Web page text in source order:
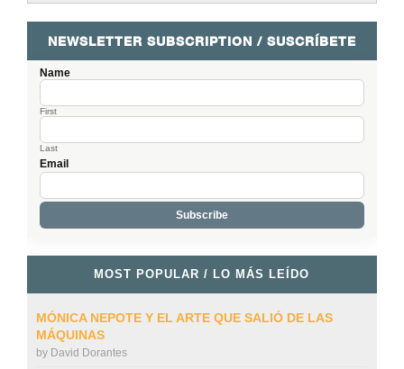
NEWSLETTER SUBSCRIPTION / SUSCRÍBETE
Name
First
Last
Email
MOST POPULAR / LO MÁS LEÍDO
MÓNICA NEPOTE Y EL ARTE QUE SALIÓ DE LAS
MÁQUINAS
by David Dorantes